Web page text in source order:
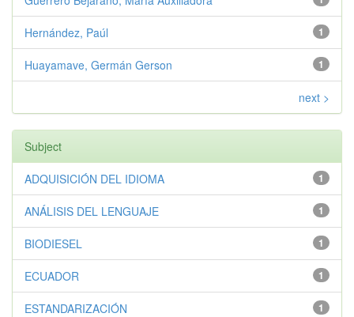
1
Hernández, Paúl
1
Huayamave, Germán Gerson
next >
Subject
1
ADQUISICIÓN DEL IDIOMA
1
ANÁLISIS DEL LENGUAJE
1
BIODIESEL
1
ECUADOR
1
ESTANDARIZACIÓN